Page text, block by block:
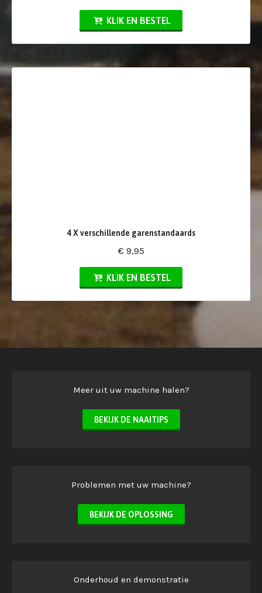
KLIK EN BESTEL
4 X verschillende garenstandaards
€ 9,95
KLIK EN BESTEL
Meer uit uw machine halen?
BEKIJK DE NAAITIPS
Problemen met uw machine?
BEKIJK DE OPLOSSING
Onderhoud en demonstratie